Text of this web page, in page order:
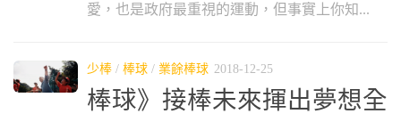
愛，也是政府最重視的運動，但事實上你知...
少棒 / 棒球 / 業餘棒球 2018-12-25
棒球》接棒未來揮出夢想全